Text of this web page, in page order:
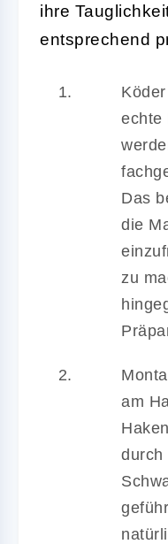
ihre
entsprechend
echte
Das
die
zu
am
durch